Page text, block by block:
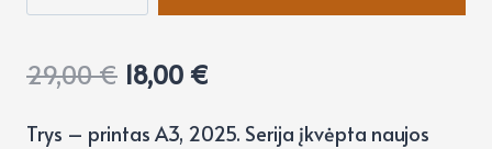
trys
printas
29,00€ 18,00€
Trys – printas A3, 2025. Serija įkvėpta naujos